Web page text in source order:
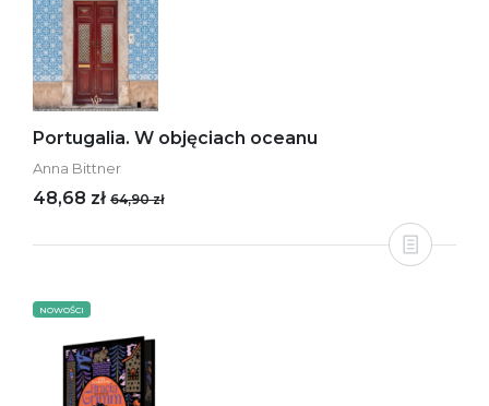
Portugalia. W objęciach oceanu
Anna Bittner
48,68 zł 64,90 zł
NOWOŚCI